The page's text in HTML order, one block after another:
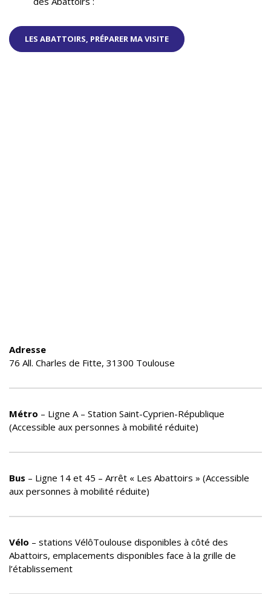
LES ABATTOIRS, PRÉPARER MA VISITE
Adresse
76 All. Charles de Fitte, 31300 Toulouse
Métro – Ligne A – Station Saint-Cyprien-République
(Accessible aux personnes à mobilité réduite)
Bus – Ligne 14 et 45 – Arrêt « Les Abattoirs » (Accessible
aux personnes à mobilité réduite)
Vélo – stations VélôToulouse disponibles à côté des
Abattoirs, emplacements disponibles face à la grille de
l’établissement